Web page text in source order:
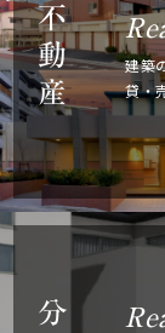
不
動
産
建築
貸・
分